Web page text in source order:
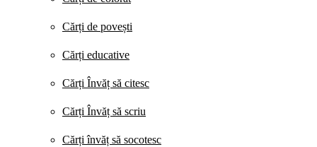
Cărți de povești
Cărți educative
Cărți Învăț să citesc
Cărți Învăț să scriu
Cărți învăț să socotesc